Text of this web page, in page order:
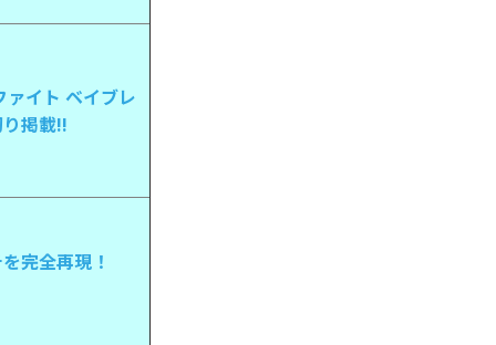
イト ベイブレ
掲載!!
完全再現！